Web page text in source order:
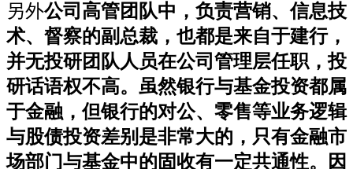
另外公司高管团队中，负责营销、信息技
术、督察的副总裁，也都是来自于建行，
并无投研团队人员在公司管理层任职，投
研话语权不高。虽然银行与基金投资都属
于金融，但银行的对公、零售等业务逻辑
与股债投资差别是非常大的，只有金融市
场部门与基金中的固收有一定共通性。因